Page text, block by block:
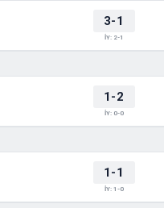
3-1
İY: 2-1
1-2
İY: 0-0
1-1
İY: 1-0